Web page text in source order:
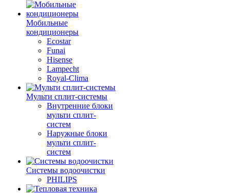
Мобильные
кондиционеры
Ecostar
Funai
Hisense
Lampecht
Royal-Clima
Мульти сплит-системы
Внутренние блоки
мульти сплит-
систем
Наружные блоки
мульти сплит-
систем
Системы водоочистки
PHILIPS